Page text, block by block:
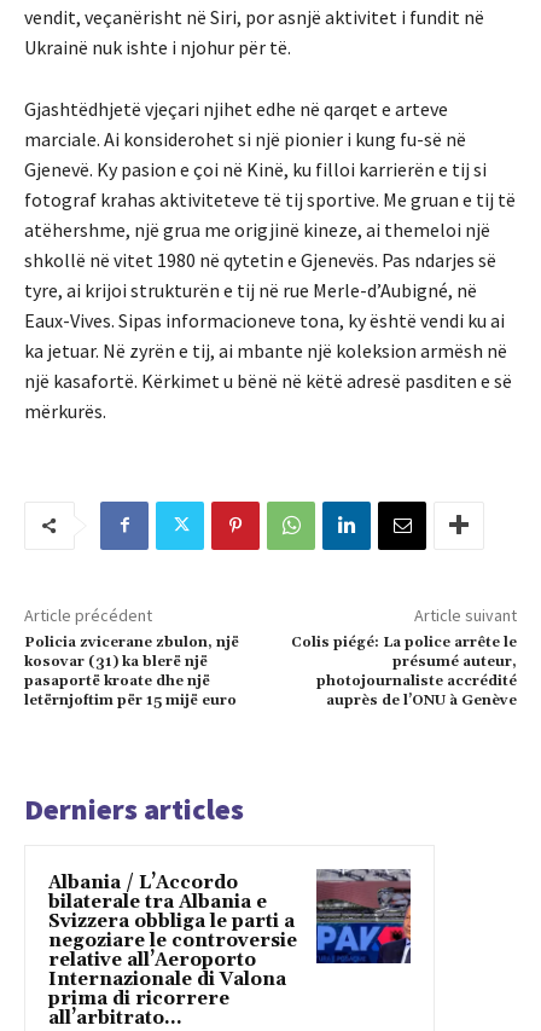
vendit, veçanërisht në Siri, por asnjë aktivitet i fundit në
Ukrainë nuk ishte i njohur për të.
Gjashtëdhjetë vjeçari njihet edhe në qarqet e arteve
marciale. Ai konsiderohet si një pionier i kung fu-së në
Gjenevë. Ky pasion e çoi në Kinë, ku filloi karrierën e tij si
fotograf krahas aktiviteteve të tij sportive. Me gruan e tij të
atëhershme, një grua me origjinë kineze, ai themeloi një
shkollë në vitet 1980 në qytetin e Gjenevës. Pas ndarjes së
tyre, ai krijoi strukturën e tij në rue Merle-d’Aubigné, në
Eaux-Vives. Sipas informacioneve tona, ky është vendi ku ai
ka jetuar. Në zyrën e tij, ai mbante një koleksion armësh në
një kasafortë. Kërkimet u bënë në këtë adresë pasditen e së
mërkurës.
Article précédent
Policia zvicerane zbulon, një
kosovar (31) ka blerë një
pasaportë kroate dhe një
letërnjoftim për 15 mijë euro
Article suivant
Colis piégé: La police arrête le
présumé auteur,
photojournaliste accrédité
auprès de l’ONU à Genève
Derniers articles
Albania / L’Accordo
bilaterale tra Albania e
Svizzera obbliga le parti a
negoziare le controversie
relative all’Aeroporto
Internazionale di Valona
prima di ricorrere
all’arbitrato...